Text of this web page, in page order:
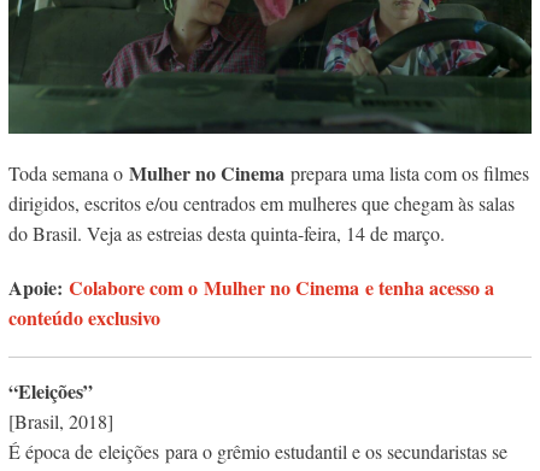
Toda semana o Mulher no Cinemaprepara uma lista com os filmes
dirigidos, escritos e/ou centrados em mulheres que chegam às salas
do Brasil. Veja as estreias desta quinta-feira, 14 de março.
Apoie: Colabore com o Mulher no Cinema e tenha acesso a
conteúdo exclusivo
“Eleições”
[Brasil, 2018]
É época de eleiçõespara o grêmio estudantil e os secundaristas se